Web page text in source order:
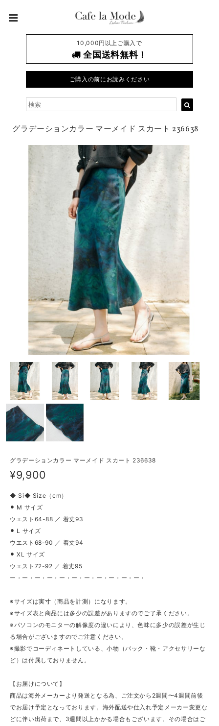
10,000円以上ご購入で
全国送料無料！
ご購入の前にお読みください
グラデーションカラー マーメイド スカート 236638
グラデーションカラー マーメイド スカート 236638
¥9,900
◆ Si◆ Size（cm）
⚫︎ M サイズ
ウエスト64-88 ／ 着丈93
⚫︎ L サイズ
ウエスト68-90 ／ 着丈94
⚫︎ XL サイズ
ウエスト72-92 ／ 着丈95
ー・ー・ー・ー・ー・ー・ー・ー・ー・ー・ー・
※サイズは実寸（商品を計測）になります。
※サイズ表と商品には多少の誤差がありますのでご了承ください。
※パソコンのモニターの解像度の違いにより、色味に多少の誤差が生じ
る場合がございますのでご注意ください。
※撮影でコーディネートしている、小物（バック・靴・アクセサリーな
ど）は付属しておりません。
【お届けについて】
商品は海外メーカーより発送となる為、ご注文から2週間〜4週間前後
でお届け予定となっております。海外配送や仕入れ予定メーカー変更な
どに伴い出荷まで、3週間以上かかる場合もございます。その場合はご